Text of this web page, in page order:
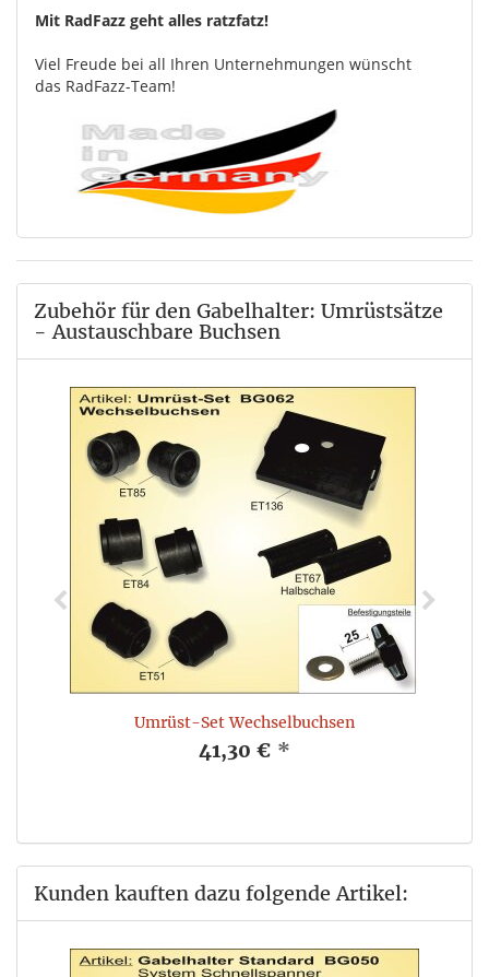
Mit RadFazz geht alles ratzfatz!
Viel Freude bei all Ihren Unternehmungen wünscht
das RadFazz-Team!
Zubehör für den Gabelhalter: Umrüstsätze
- Austauschbare Buchsen
Umrüst-Set Wechselbuchsen
41,30 € *
Kunden kauften dazu folgende Artikel: